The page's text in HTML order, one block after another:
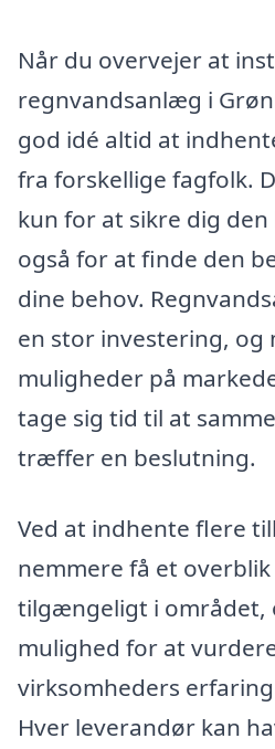
Når du overvejer at
regnvandsanlæg i
god idé altid at
fra forskellige fagfolk.
kun for at sikre dig
også for at finde den
dine behov.
en stor investering, og
muligheder på
tage sig tid til at
træffer en beslutning.
Ved at indhente flere
nemmere få et
tilgængeligt i området,
mulighed for at
virksomheders
Hver leverandør kan